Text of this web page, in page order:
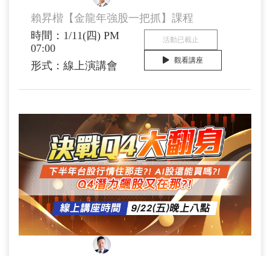
賴昇楷【金龍年強股一把抓】課程
時間：1/11(四) PM
07:00
形式：線上演講會
活動已截止
觀看講座